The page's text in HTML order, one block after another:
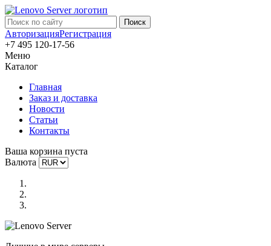
АвторизацияРегистрация
+7 495 120-17-56
Меню
Каталог
Главная
Заказ и доставка
Новости
Статьи
Контакты
Ваша корзина пуста
Валюта